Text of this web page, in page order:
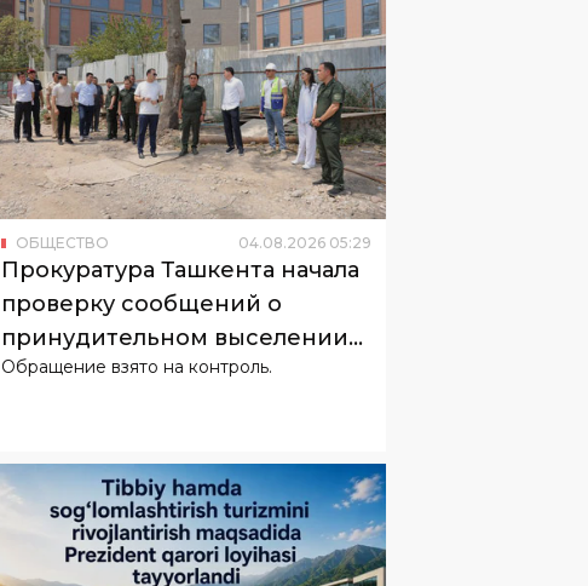
ОБЩЕСТВО 04.08.2026 05:29
Прокуратура Ташкента начала
проверку сообщений о
принудительном выселении
жителей
Обращение взято на контроль.